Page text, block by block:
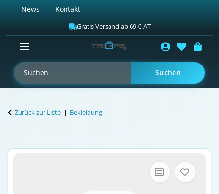
News Kontakt
Gratis Versand ab 69 € AT
Suchen
Zurück zur Liste Bekleidung